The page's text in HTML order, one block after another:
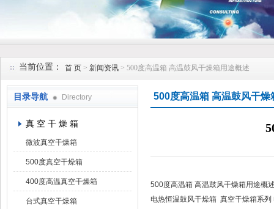
当前位置： 首 页 > 新闻资讯 > 500度高温箱 高温鼓风干燥箱用途概述
目录导航 Directory
真 空 干 燥 箱
微波真空干燥箱
500度真空干燥箱
400度高温真空干燥箱
台式真空干燥箱
500度高温箱 高温鼓风干燥
500度高温箱 高温鼓风干燥箱用途概
电热恒温鼓风干燥箱 真空干燥箱系